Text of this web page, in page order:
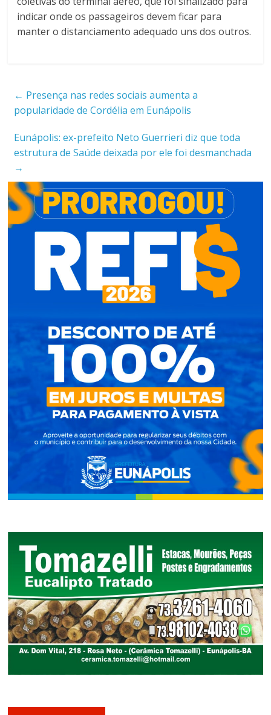
indicar onde os passageiros devem ficar para
manter o distanciamento adequado uns dos outros.
← Presença nas redes sociais aumenta a
popularidade de Cordélia em Eunápolis
Eunápolis: ex-prefeito Neto Guerrieri diz que toda
estrutura de Saúde deixada por ele foi desmanchada
→